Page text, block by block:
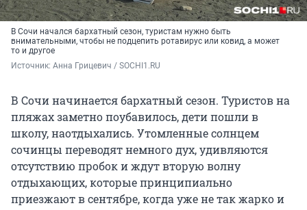
В Сочи начался бархатный сезон, туристам нужно быть
внимательными, чтобы не подцепить ротавирус или ковид, а может
то и другое
Источник: Анна Грицевич / SOCHI1.RU
В Сочи начинается бархатный сезон. Туристов на
пляжах заметно поубавилось, дети пошли в
школу, наотдыхались. Утомленные солнцем
сочинцы переводят немного дух, удивляются
отсутствию пробок и ждут вторую волну
отдыхающих, которые принципиально
приезжают в сентябре, когда уже не так жарко и